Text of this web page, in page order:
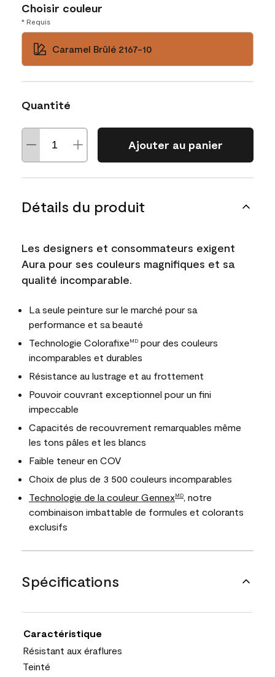
Choisir couleur
* Requis
Caramel Brûlé 2167-10
Quantité
Ajouter au panier
Détails du produit
Les designers et consommateurs exigent
Aura pour ses couleurs magnifiques et sa
qualité incomparable.
La seule peinture sur le marché pour sa
performance et sa beauté
Technologie Colorafixe MD pour des couleurs
incomparables et durables
Résistance au lustrage et au frottement
Pouvoir couvrant exceptionnel pour un fini
impeccable
Capacités de recouvrement remarquables même
les tons pâles et les blancs
Faible teneur en COV
Choix de plus de 3 500 couleurs incomparables
Technologie de la couleur GennexMD
, notre
combinaison imbattable de formules et colorants
exclusifs
Spécifications
Caractéristique
Résistant aux éraflures
Teinté